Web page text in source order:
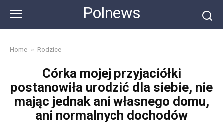
content
Polnews
Home » Rodzice
Córka mojej przyjaciółki
postanowiła urodzić dla siebie, nie
mając jednak ani własnego domu,
ani normalnych dochodów